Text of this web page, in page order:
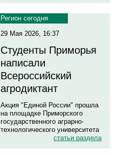
Регион сегодня
29 Мая 2026, 16:37
Студенты Приморья
написали
Всероссийский
агродиктант
Акция "Единой России" прошла
на площадке Приморского
государственного аграрно-
технологического университета
статьи раздела